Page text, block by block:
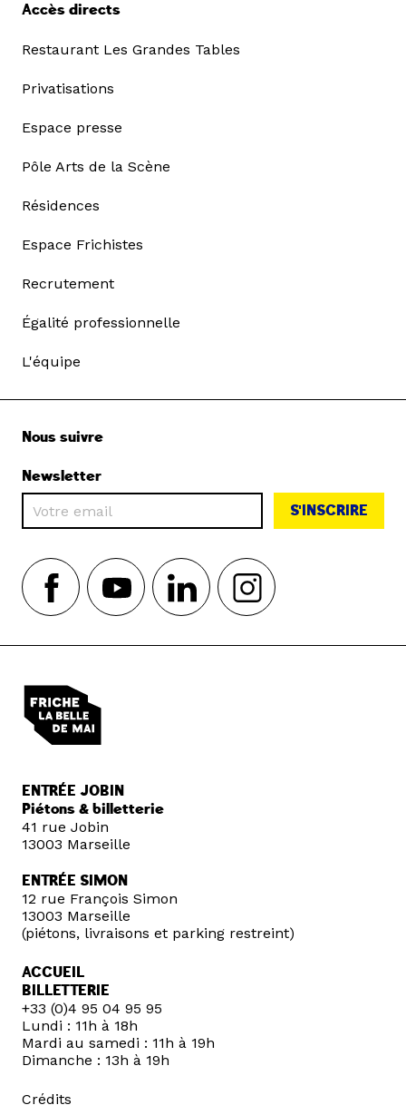
Accès directs
Restaurant Les Grandes Tables
Privatisations
Espace presse
Pôle Arts de la Scène
Résidences
Espace Frichistes
Recrutement
Égalité professionnelle
L'équipe
Nous suivre
Newsletter
S'INSCRIRE
ENTRÉE JOBIN
Piétons & billetterie
41 rue Jobin
13003 Marseille
ENTRÉE SIMON
12 rue François Simon
13003 Marseille
(piétons, livraisons et parking restreint)
ACCUEIL
BILLETTERIE
+33 (0)4 95 04 95 95
Lundi : 11h à 18h
Mardi au samedi : 11h à 19h
Dimanche : 13h à 19h
Crédits